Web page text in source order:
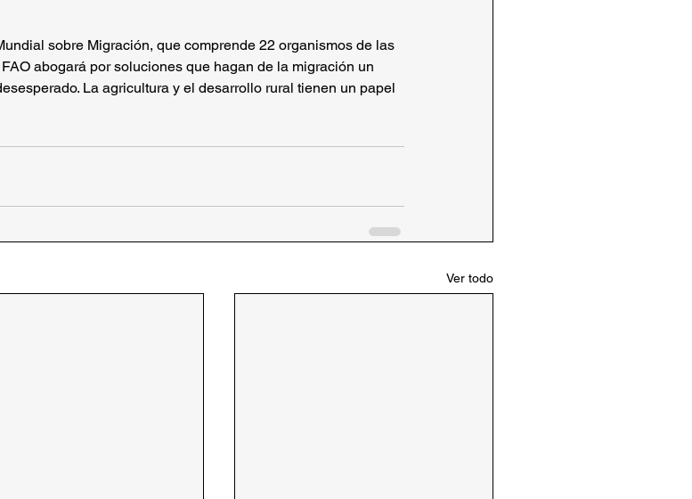
sobre Migración, que comprende 22 organismos de las
abogará por soluciones que hagan de la migración un
La agricultura y el desarrollo rural tienen un papel
Ver todo